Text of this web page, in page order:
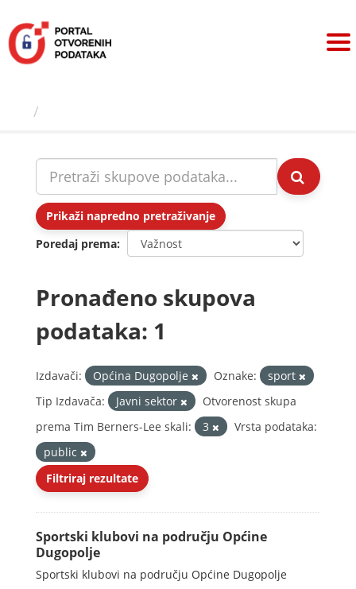
sadržaj
Prikaži napredno pretraživanje
Poredaj prema
Pronađeno skupova
podataka: 1
Izdavači: Općina Dugopolje Oznake:
sport
Tip Izdavača:
Javni sektor
Otvorenost skupa
prema Tim Berners-Lee skali:
3
Vrsta podataka:
public
Filtriraj rezultate
Sportski klubovi na području Općine
Dugopolje
Sportski klubovi na području Općine Dugopolje